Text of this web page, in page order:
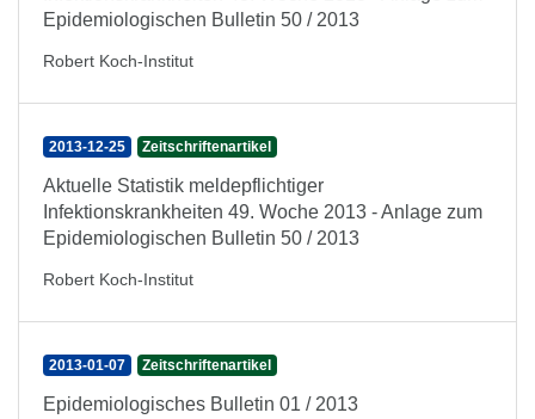
Epidemiologischen Bulletin 50 / 2013
Robert Koch-Institut
2013-12-25 Zeitschriftenartikel
Aktuelle Statistik meldepflichtiger
Infektionskrankheiten 49. Woche 2013 - Anlage zum
Epidemiologischen Bulletin 50 / 2013
Robert Koch-Institut
2013-01-07 Zeitschriftenartikel
Epidemiologisches Bulletin 01 / 2013